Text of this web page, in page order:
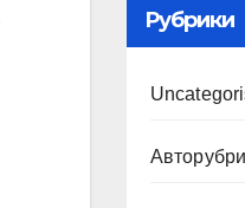
Рубрики